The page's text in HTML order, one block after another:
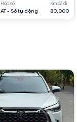
Hộp số
AT - Số tự động
Km đã đi
80,000